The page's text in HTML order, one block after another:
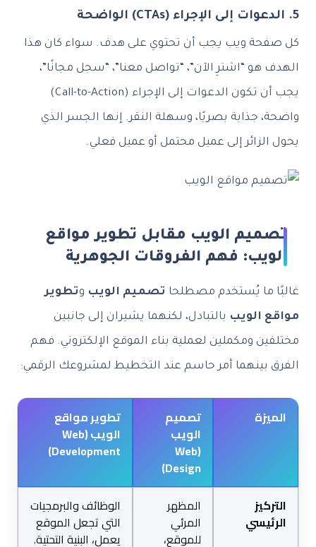
5. الدعوات إلى الإجراء (CTAs) الواضحة
كل صفحة ويب يجب أن تحتوي على هدف. سواء كان هذا
الهدف هو “اشترِ الآن”، “تواصل معنا”، “سجل مجانًا”،
يجب أن تكون الدعوات إلى الإجراء (Call-to-Action)
واضحة، جذابة بصريًا، وسهلة النقر. إنها الجسر الذي
يحول الزائر إلى عميل محتمل أو عميل فعلي.
تصميم الويب مقابل تطوير مواقع
الويب: فهم الفروقات الجوهرية
غالبًا ما يُستخدم مصطلحا تصميم الويب وتطوير
مواقع الويب بالتبادل، لكنهما يشيران إلى جانبين
مختلفين ومكملين لعملية بناء الموقع الإلكتروني. فهم
الفرق بينهما أمر حاسم عند التخطيط لمشروعك الرقمي:
الميزة
تصميم
الويب
(Web
Design)
تطوير مواقع
الويب (Web
Development)
التركيز
الرئيسي
المظهر
المرئي
للموقع،
الوظائف والبرمجيات
التي تجعل الموقع
يعمل، البنية التحتية.